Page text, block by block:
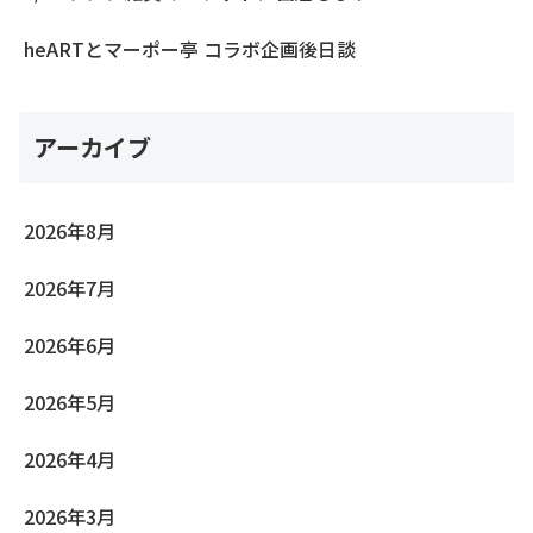
heARTとマーポー亭 コラボ企画後日談
アーカイブ
2026年8月
2026年7月
2026年6月
2026年5月
2026年4月
2026年3月